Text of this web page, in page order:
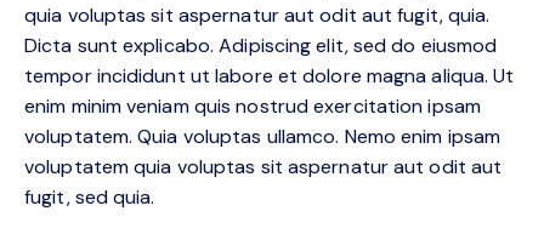
quia voluptas sit aspernatur aut odit aut fugit, quia.
Dicta sunt explicabo. Adipiscing elit, sed do eiusmod
tempor incididunt ut labore et dolore magna aliqua. Ut
enim minim veniam quis nostrud exercitation ipsam
voluptatem. Quia voluptas ullamco. Nemo enim ipsam
voluptatem quia voluptas sit aspernatur aut odit aut
fugit, sed quia.